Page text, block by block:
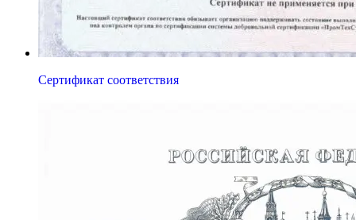
Сертификат соответствия